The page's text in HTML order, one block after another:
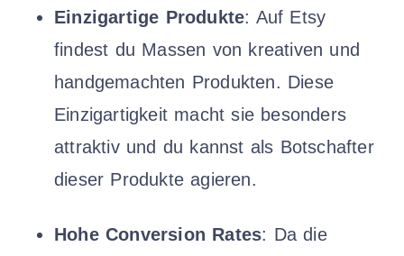
Einzigartige Produkte: Auf Etsy
findest du Massen von kreativen und
handgemachten Produkten. Diese
Einzigartigkeit macht sie besonders
attraktiv und du kannst als Botschafter
dieser Produkte agieren.
Hohe Conversion Rates: Da die